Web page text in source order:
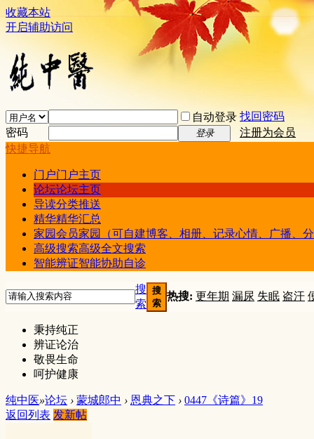
收藏本站
开启辅助访问
自动登录 找回密码
密码
登录
注册为会员
快捷导航
门户门户主页
论坛论坛主页
导读分类推送
精华精华汇总
家园会员家园（可自建博客、相册、记录心情、广播、
高级搜索高级全文搜索
智能辨证智能协助自诊
搜
索
搜
索
热搜: 更年期 漏尿 失眠 盗汗
秉持纯正
辨证论治
敬畏生命
呵护健康
纯中医»论坛 › 蒙城郎中 › 恩典之下 › 0447《诗篇》19
返回列表 发新帖